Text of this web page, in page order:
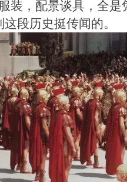
装，配景谈具，全是
段历史挺传闻的。